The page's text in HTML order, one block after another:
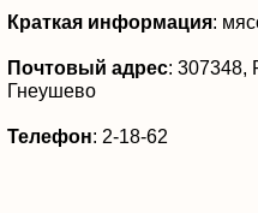
Краткая информация:
Почтовый адрес: 307348,
Гнеушево
Телефон: 2-18-62